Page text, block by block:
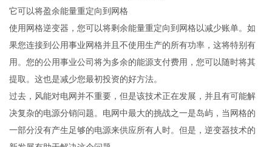
它可以将盈余能量重定向到网格
使用网格逆变器，您可以将剩余能量重定向到网格以减少账单。如
果您连接到公用事业网格并且不使用生产的所有功率，这将特别有
用。您的公用事业公司将为多余的能源支付费用，您可以随时将其
提取。这也是减少您最初投资的好方法。
过去，风能对电网并不重要，但是该技术正在发展，并且有可能解
决复杂的电源分销问题。电网中最大的挑战之一是岛屿，当网格的
一部分没有产生足够的电源来供应所有人时。但是，逆变器技术的